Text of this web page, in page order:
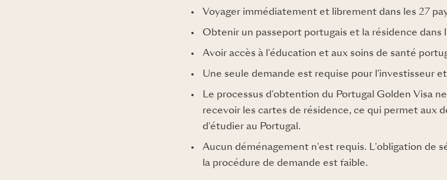
Voyager immédiatement et librement dans les 27
Obtenir un passeport portugais et la résidence dans
Avoir accès à l'éducation et aux soins de santé
Une seule demande est requise pour l'investisseur
Le processus d'obtention du Portugal Golden Visa
recevoir les cartes de résidence, ce qui permet aux
d'étudier au Portugal.
Aucun déménagement n'est requis. L'obligation de
la procédure de demande est faible.